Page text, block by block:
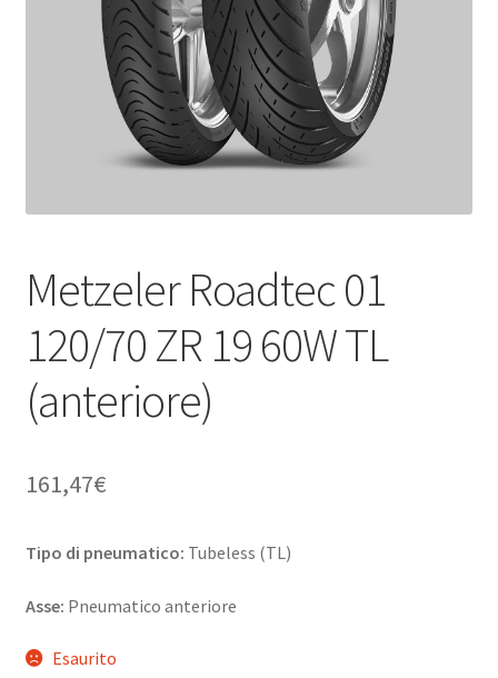
Metzeler Roadtec 01
120/70 ZR 19 60W TL
(anteriore)
161,47€
Tipo di pneumatico: Tubeless (TL)
Asse: Pneumatico anteriore
Esaurito